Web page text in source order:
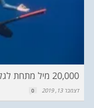
20,000 מיל מתחת לגל
דצמבר 13, 2019 0